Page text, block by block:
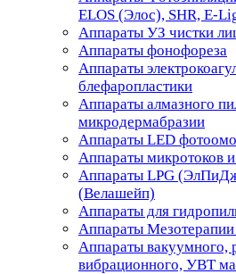
ELOS (Элос), SHR, E-
Аппараты УЗ чистки
Аппараты фонофореза
Аппараты
блефаропластики
Аппараты алмазного
микродермабразии
Аппараты LED
Аппараты микротоков и
Аппараты LPG
(Велашейп)
Аппараты для
Аппараты
Аппараты вакуумного,
вибрационного, УВТ